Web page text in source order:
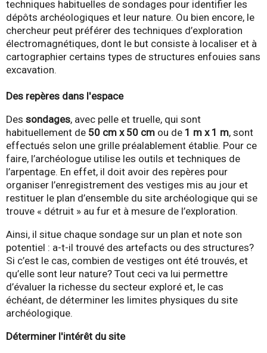
techniques habituelles de sondages pour identifier les
dépôts archéologiques et leur nature. Ou bien encore, le
chercheur peut préférer des techniques d’exploration
électromagnétiques, dont le but consiste à localiser et à
cartographier certains types de structures enfouies sans
excavation.
Des repères dans l'espace
Des sondages, avec pelle et truelle, qui sont
habituellement de 50 cm x 50 cm ou de 1 m x 1 m, sont
effectués selon une grille préalablement établie. Pour ce
faire, l’archéologue utilise les outils et techniques de
l’arpentage. En effet, il doit avoir des repères pour
organiser l’enregistrement des vestiges mis au jour et
restituer le plan d’ensemble du site archéologique qui se
trouve « détruit » au fur et à mesure de l’exploration.
Ainsi, il situe chaque sondage sur un plan et note son
potentiel : a-t-il trouvé des artefacts ou des structures?
Si c’est le cas, combien de vestiges ont été trouvés, et
qu’elle sont leur nature? Tout ceci va lui permettre
d’évaluer la richesse du secteur exploré et, le cas
échéant, de déterminer les limites physiques du site
archéologique.
Déterminer l'intérêt du site